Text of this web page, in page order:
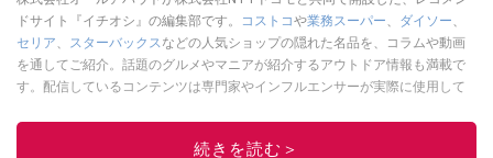
ドサイト『イチオシ』の編集部です。
コストコや業務スーパー、 ダイソー、
セリア、 スターバックスなどの人気ショップの隠れた名品を、コラムや動画
を通してご紹介。話題のグルメやマニアが紹介するアウトドア情報も満載で
す。配信しているコンテンツは専門家やインフルエンサーが実際に使用して
ニュースでフォロー
続きを読む＞